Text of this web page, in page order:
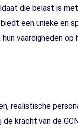
die belast is
een unieke en
vaardigheden
realistische
kracht van de